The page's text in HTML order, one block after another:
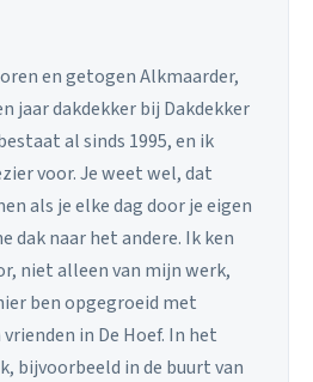
en getogen Alkmaarder,
jaar dakdekker bij Dakdekker
al sinds 1995, en ik
voor. Je weet wel, dat
als je elke dag door je eigen
dak naar het andere. Ik ken
niet alleen van mijn werk,
ben opgegroeid met
in De Hoef. In het
bijvoorbeeld in de buurt van